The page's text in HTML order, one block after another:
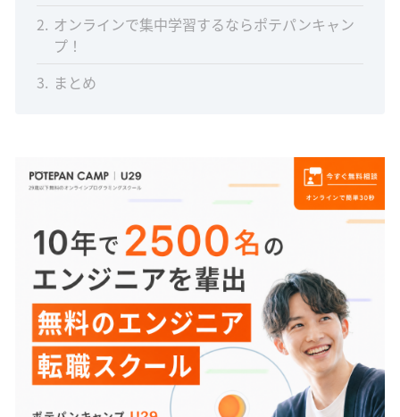
2 オンラインで集中学習するならポテパンキャン
プ！
3 まとめ